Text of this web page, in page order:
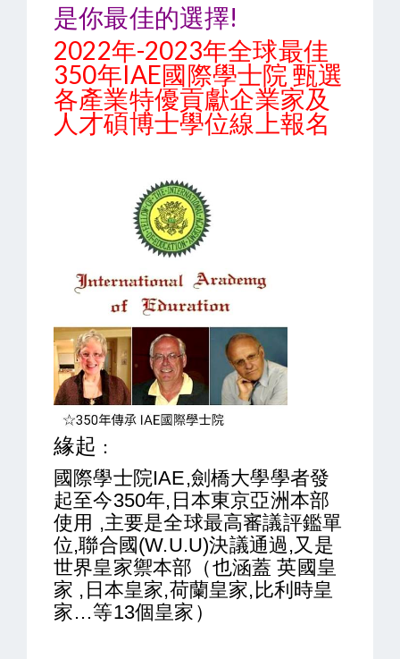
是你最佳的選擇!
2022年-2023年全球最佳
350年IAE國際學士院 甄選
各產業特優貢獻企業家及
人才碩博士學位線上報名
緣起 ：
國際學士院IAE,劍橋大學學者發
起至今350年,日本東京亞洲本部
使用 ,主要是全球最高審議評鑑單
位,聯合國(W.U.U)決議通過,又是
世界皇家禦本部（也涵蓋 英國皇
家 ,日本皇家,荷蘭皇家,比利時皇
家…等13個皇家）